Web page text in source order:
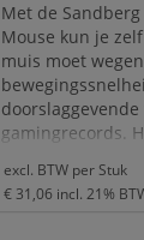
Met de
Mouse kun je
muis moet
gamingrecords.
Deze muis bevat
die je
excl. BTW per Stuk
€ 31,06 incl. 21%